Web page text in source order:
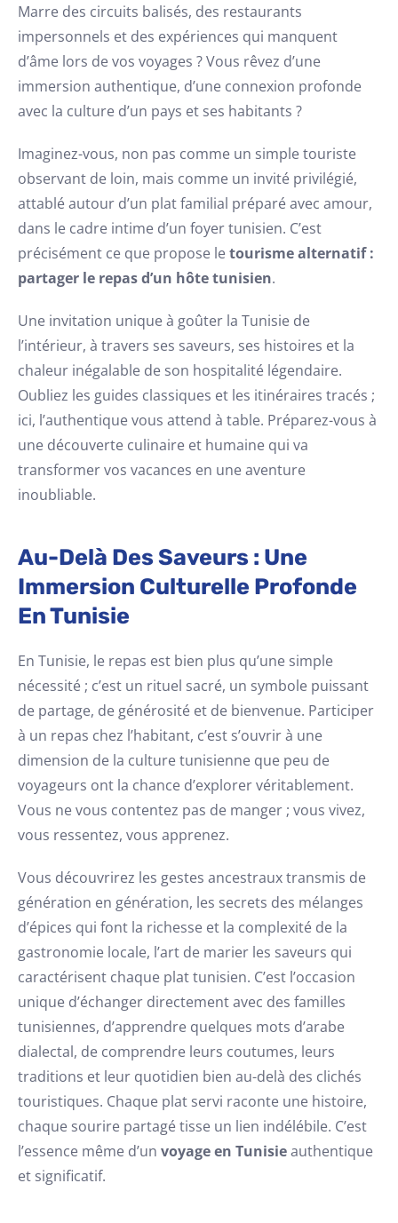
Marre des circuits balisés, des restaurants
impersonnels et des expériences qui manquent
d’âme lors de vos voyages ? Vous rêvez d’une
immersion authentique, d’une connexion profonde
avec la culture d’un pays et ses habitants ?
Imaginez-vous, non pas comme un simple touriste
observant de loin, mais comme un invité privilégié,
attablé autour d’un plat familial préparé avec amour,
dans le cadre intime d’un foyer tunisien. C’est
précisément ce que propose letourisme alternatif :
partager le repas d’un hôte tunisien.
Une invitation unique à goûter la Tunisie de
l’intérieur, à travers ses saveurs, ses histoires et la
chaleur inégalable de son hospitalité légendaire.
Oubliez les guides classiques et les itinéraires tracés ;
ici, l’authentique vous attend à table. Préparez-vous à
une découverte culinaire et humaine qui va
transformer vos vacances en une aventure
inoubliable.
Au-Delà Des Saveurs : Une
Immersion Culturelle Profonde
En Tunisie
En Tunisie, le repas est bien plus qu’une simple
nécessité ; c’est un rituel sacré, un symbole puissant
de partage, de générosité et de bienvenue. Participer
à un repas chez l’habitant, c’est s’ouvrir à une
dimension de la culture tunisienne que peu de
voyageurs ont la chance d’explorer véritablement.
Vous ne vous contentez pas de manger ; vous vivez,
vous ressentez, vous apprenez.
Vous découvrirez les gestes ancestraux transmis de
génération en génération, les secrets des mélanges
d’épices qui font la richesse et la complexité de la
gastronomie locale, l’art de marier les saveurs qui
caractérisent chaque plat tunisien. C’est l’occasion
unique d’échanger directement avec des familles
tunisiennes, d’apprendre quelques mots d’arabe
dialectal, de comprendre leurs coutumes, leurs
traditions et leur quotidien bien au-delà des clichés
touristiques. Chaque plat servi raconte une histoire,
chaque sourire partagé tisse un lien indélébile. C’est
l’essence même d’un voyage en Tunisieauthentique
et significatif.